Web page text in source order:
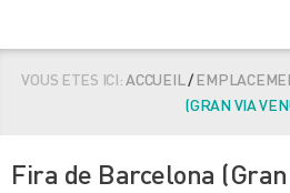
VOUS ETES ICI:ACCUEIL/
(GRAN VIA
Fira de Barcelona